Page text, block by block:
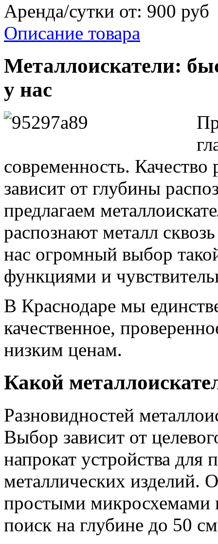
Аренда/сутки от: 900 руб
Описание товара
Металлоискатели:
у нас
современность. Качество
зависит от глубины
предлагаем
распознают металл
нас огромный выбор
функциями и
В Краснодаре мы
качественное,
низким ценам.
Какой
Разновидностей
Выбор зависит от
напрокат устройства для
металлических
простыми микросхемами
поиск на глубине до 50